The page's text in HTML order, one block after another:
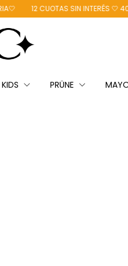
12 CUOTAS SIN INTERÉS 🤍 40%
KIDS PRÜNE